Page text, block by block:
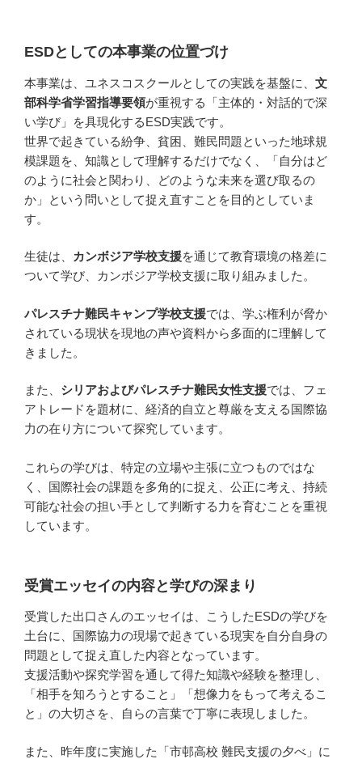
ESDとしての本事業の位置づけ
本事業は、ユネスコスクールとしての実践を基盤に、 文
部科学省学習指導要領が重視する「主体的・対話的で深
い学び」を具現化するESD実践です。
世界で起きている紛争、貧困、難民問題といった地球規
模課題を、知識として理解するだけでなく、「自分はど
のように社会と関わり、どのような未来を選び取るの
か」という問いとして捉え直すことを目的としていま
す。
生徒は、 カンボジア学校支援を通じて教育環境の格差に
ついて学び、カンボジア学校支援に取り組みました。
パレスチナ難民キャンプ学校支援では、学ぶ権利が脅か
されている現状を現地の声や資料から多面的に理解して
きました。
また、 シリアおよびパレスチナ難民女性支援では、フェ
アトレードを題材に、経済的自立と尊厳を支える国際協
力の在り方について探究しています。
これらの学びは、特定の立場や主張に立つものではな
く、国際社会の課題を多角的に捉え、公正に考え、持続
可能な社会の担い手として判断する力を育むことを重視
しています。
受賞エッセイの内容と学びの深まり
受賞した出口さんのエッセイは、こうしたESDの学びを
土台に、国際協力の現場で起きている現実を自分自身の
問題として捉え直した内容となっています。
支援活動や探究学習を通して得た知識や経験を整理し、
「相手を知ろうとすること」「想像力をもって考えるこ
と」の大切さを、自らの言葉で丁寧に表現しました。
また、昨年度に実施した「市邨高校 難民支援の夕べ」に